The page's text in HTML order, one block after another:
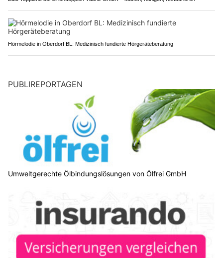
Hörmelodie in Oberdorf BL: Medizinisch fundierte Hörgeräteberatung
PUBLIREPORTAGEN
Umweltgerechte Ölbindungslösungen von Ölfrei GmbH